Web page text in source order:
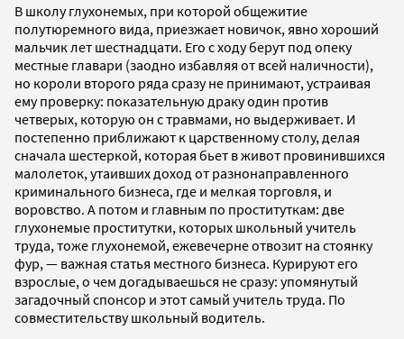
В школу глухонемых, при которой общежитие
полутюремного вида, приезжает новичок, явно хороший
мальчик лет шестнадцати. Его с ходу берут под опеку
местные главари (заодно избавляя от всей наличности),
но короли второго ряда сразу не принимают, устраивая
ему проверку: показательную драку один против
четверых, которую он с травмами, но выдерживает. И
постепенно приближают к царственному столу, делая
сначала шестеркой, которая бьет в живот провинившихся
малолеток, утаивших доход от разнонаправленного
криминального бизнеса, где и мелкая торговля, и
воровство. А потом и главным по проституткам: две
глухонемые проститутки, которых школьный учитель
труда, тоже глухонемой, ежевечерне отвозит на стоянку
фур, — важная статья местного бизнеса. Курируют его
взрослые, о чем догадываешься не сразу: упомянутый
загадочный спонсор и этот самый учитель труда. По
совместительству школьный водитель.